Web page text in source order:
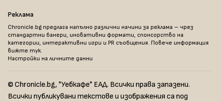
Реклама
Chronicle.bg предлага напълно различни начини за реклама – чрез
стандартни банери, иновативни формати, спонсорство на
категории, интерактивни игри и PR съобщения. Повече информация
вижте тук.
Настройки на личните данни
© Chronicle.bg, "Уебкафе" ЕАД. Всички права запазени.
Всички публикувани текстове и изображения са под